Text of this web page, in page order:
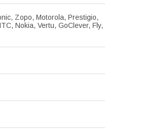
Zopo, Motorola, Prestigio,
Nokia, Vertu, GoClever, Fly,